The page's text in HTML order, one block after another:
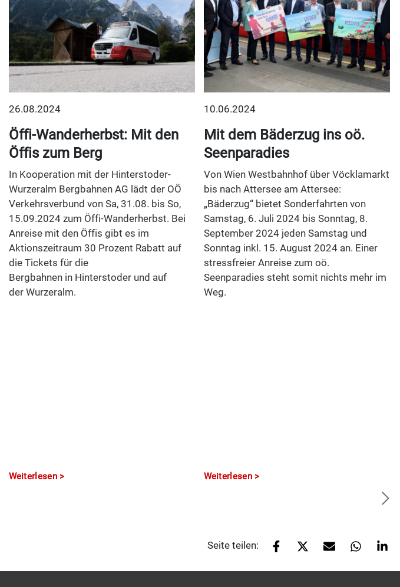
26.08.2024
Öffi-Wanderherbst: Mit den
Öffis zum Berg
In Kooperation mit der Hinterstoder-
Wurzeralm Bergbahnen AG lädt der OÖ
Verkehrsverbund von Sa, 31.08. bis So,
15.09.2024 zum Öffi-Wanderherbst. Bei
Anreise mit den Öffis gibt es im
Aktionszeitraum 30 Prozent Rabatt auf
die Tickets für die
Bergbahnen in Hinterstoder und auf
der Wurzeralm.
Weiterlesen
10.06.2024
Mit dem Bäderzug ins oö.
Seenparadies
Von Wien Westbahnhof über Vöcklamarkt
bis nach Attersee am Attersee:
„Bäderzug“ bietet Sonderfahrten von
Samstag, 6. Juli 2024 bis Sonntag, 8.
September 2024 jeden Samstag und
Sonntag inkl. 15. August 2024 an. Einer
stressfreier Anreise zum oö.
Seenparadies steht somit nichts mehr im
Weg.
Weiterlesen
Seite teilen: